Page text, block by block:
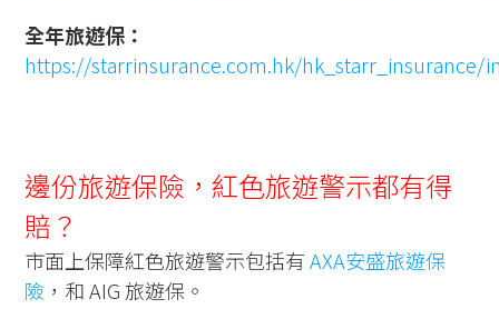
全年旅遊保：
https://starrinsurance.com.hk/hk_starr_insurance/
邊份旅遊保險，紅色旅遊警示都有得
賠？
市面上保障紅色旅遊警示包括有AXA安盛旅遊保
險 ，和 AIG 旅遊保。